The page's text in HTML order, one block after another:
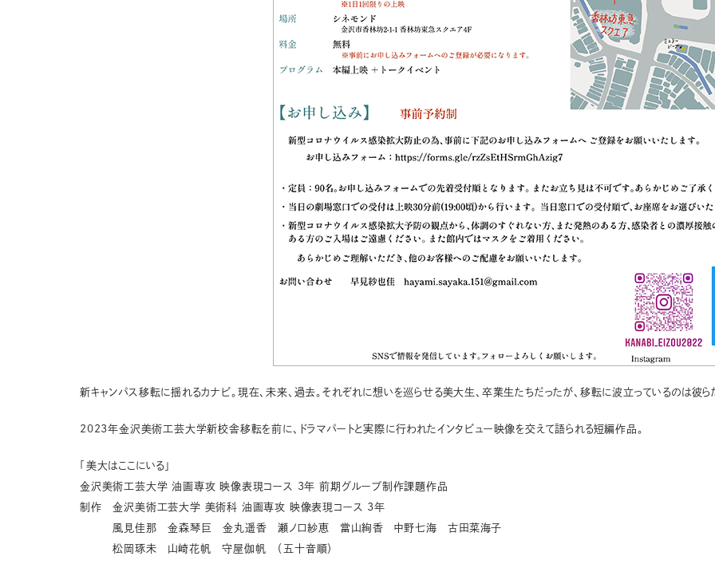
新キャンパス移転に揺れるカナビ。現在、未来、過去。それぞれに想いを巡らせる美大生、卒業生たちだったが、移転に波立っているのは彼ら
2023年金沢美術工芸大学新校舎移転を前に、ドラマパートと実際に行われたインタビュー映像を交えて語られる短編作品。
「美大はここにいる」
金沢美術工芸大学 油画専攻 映像表現コース 3年 前期グループ制作課題作品
制作 金沢美術工芸大学 美術科 油画専攻 映像表現コース 3年
風見佳那 金森琴巨 金丸遥香 瀬ノ口紗恵 當山絢香 中野七海 古田菜海子
松岡琢未 山崎花帆 守屋伽帆 （五十音順）